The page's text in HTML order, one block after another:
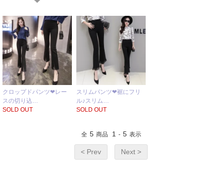
クロップドパンツ❤レー
スの切り込…
SOLD OUT
スリムパンツ❤裾にフリ
ル♪スリム…
SOLD OUT
全 5 商品 1 - 5 表示
< Prev Next >